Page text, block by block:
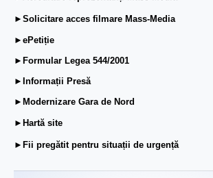
►Solicitare acces filmare Mass-Media
►ePetiție
►Formular Legea 544/2001
►Informații Presă
►Modernizare Gara de Nord
►Hartă site
►Fii pregătit pentru situații de urgență